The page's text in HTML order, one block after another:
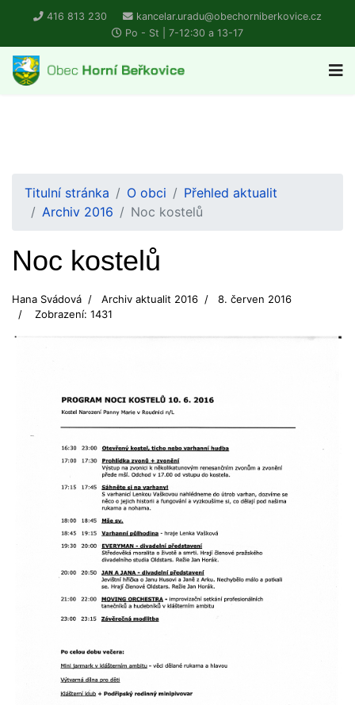
416 813 230
kancelar.uradu@obechorniberkovice.cz
Po - St | 7-12:30 a 13-17
Titulní stránka O obci
Přehled aktualit
Archiv 2016
Noc kostelů
Noc kostelů
Hana Svádová Archiv aktualit 2016
8. červen 2016
Zobrazení: 1431